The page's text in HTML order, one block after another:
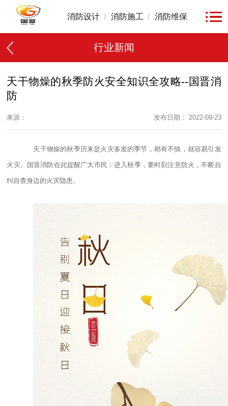
消防设计 消防施工 消防维保
行业新闻
天干物燥的秋季防火安全知识全攻略--国晋消
防
来源： 发布日期： 2022-09-23
天干物燥的秋季历来是火灾多发的季节，稍有不慎，就容易引发
火灾。国晋消防在此提醒广大市民：进入秋季，要时刻注意防火，不断自
纠自查身边的火灾隐患。